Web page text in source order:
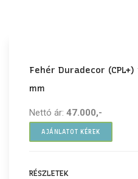
Fehér Duradecor
mm
Nettó ár: 47.000,-
AJÁNLATOT KÉREK
RÉSZLETEK